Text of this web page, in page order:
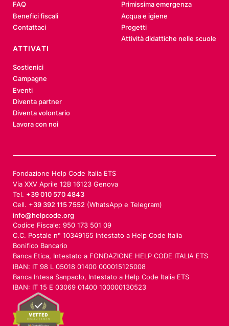
FAQ
Benefici fiscali
Contattaci
Primissima emergenza
Acqua e igiene
Progetti
Attività didattiche nelle scuole
ATTIVATI
Sostienici
Campagne
Eventi
Diventa partner
Diventa volontario
Lavora con noi
Fondazione Help Code Italia ETS
Via XXV Aprile 12B 16123 Genova
Tel. +39 010 570 4843
Cell. +39 392 115 7552(WhatsApp e Telegram)
info@helpcode.org
Codice Fiscale: 950 173 501 09
C.C. Postale n° 10349165 Intestato a Help Code Italia
Bonifico Bancario
Banca Etica, Intestato a FONDAZIONE HELP CODE ITALIA ETS
IBAN: IT 98 L 05018 01400 000015125008
Banca Intesa Sanpaolo, Intestato a Help Code Italia ETS
IBAN: IT 15 E 03069 01400 100000130523